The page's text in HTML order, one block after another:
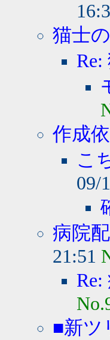
猫士
作成
こ
09/
病院
21:51
■新ツ